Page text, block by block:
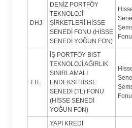
DHJ
DENİZ PORTFÖY
TEKNOLOJİ
ŞİRKETLERİ HİSSE
SENEDİ FONU (HİSSE
SENEDİ YOĞUN FON)
Fonu
TTE
İŞ PORTFÖY BIST
TEKNOLOJİ AĞIRLIK
SINIRLAMALI
ENDEKSİ HİSSE
SENEDİ (TL) FONU
(HİSSE SENEDİ
YOĞUN FON)
Fonu
YAPI KREDİ